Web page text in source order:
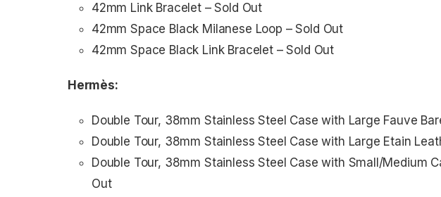
42mm Link Bracelet – Sold Out
42mm Space Black Milanese Loop – Sold Out
42mm Space Black Link Bracelet – Sold Out
Hermès:
Double Tour, 38mm Stainless Steel Case with Large Fauve
Double Tour, 38mm Stainless Steel Case with Large Etain
Double Tour, 38mm Stainless Steel Case with Small/Medium
Out